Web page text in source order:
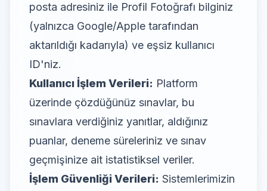
posta adresiniz ile Profil Fotoğrafı bilginiz
(yalnızca Google/Apple tarafından
aktarıldığı kadarıyla) ve eşsiz kullanıcı
ID'niz.
Kullanıcı İşlem Verileri: Platform
üzerinde çözdüğünüz sınavlar, bu
sınavlara verdiğiniz yanıtlar, aldığınız
puanlar, deneme süreleriniz ve sınav
geçmişinize ait istatistiksel veriler.
İşlem Güvenliği Verileri: Sistemlerimizin